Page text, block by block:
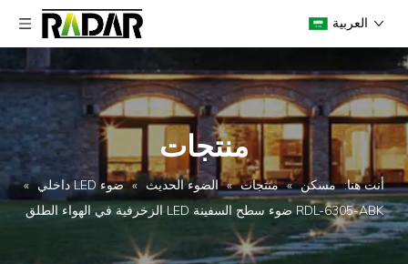
العربية
منتجات
أنت هنا: مسكن » منتجات » الضوء الحديث » ضوء LED داخلي
»
RDL-6305-ABK ضوء سطح السفينة LED الزخرفية في الهواء الطلق